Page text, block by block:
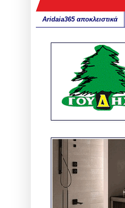
Aridaia365 αποκλειστικά